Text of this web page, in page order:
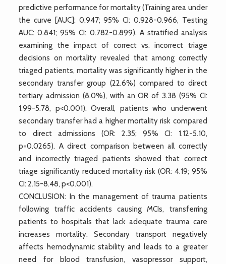
predictive performance for mortality (Training area under
the curve [AUC]: 0.947; 95% CI: 0.928-0.966, Testing
AUC: 0.841; 95% CI: 0.782-0.899). A stratified analysis
examining the impact of correct vs. incorrect triage
decisions on mortality revealed that among correctly
triaged patients, mortality was significantly higher in the
secondary transfer group (22.6%) compared to direct
tertiary admission (8.0%), with an OR of 3.38 (95% CI:
1.99-5.78, p<0.001). Overall, patients who underwent
secondary transfer had a higher mortality risk compared
to direct admissions (OR: 2.35; 95% CI: 1.12-5.10,
p=0.0265). A direct comparison between all correctly
and incorrectly triaged patients showed that correct
triage significantly reduced mortality risk (OR: 4.19; 95%
CI: 2.15-8.48, p<0.001).
CONCLUSION: In the management of trauma patients
following traffic accidents causing MCIs, transferring
patients to hospitals that lack adequate trauma care
increases mortality. Secondary transport negatively
affects hemodynamic stability and leads to a greater
need for blood transfusion, vasopressor support,